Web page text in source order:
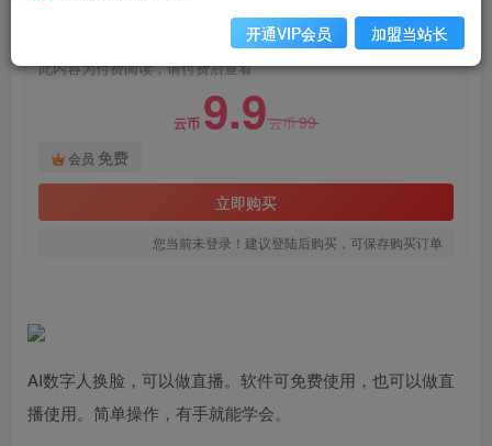
AI数字人换脸，可做直播（教程+软件）
此内容为付费阅读，请付费后查看
云币 9.9云币99
会员 免费
立即购买
您当前未登录！建议登陆后购买，可保存购买订单
AI数字人换脸，可以做直播。软件可免费使用，也可以做直
播使用。简单操作，有手就能学会。
开通VIP会员 加盟当站长